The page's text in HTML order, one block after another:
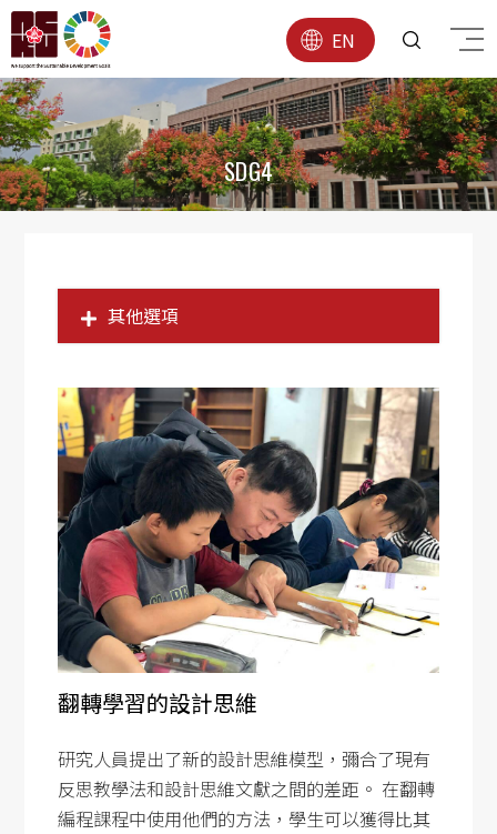
EN
SDG4
其他選項
SDG1
SDG3
SDG4
SDG5
SDG6
SDG7
SDG8
SDG9
SDG10
SDG12
SDG13
翻轉學習的設計思維
研究人員提出了新的設計思維模型，彌合了現有
反思教學法和設計思維文獻之間的差距。 在翻轉
編程課程中使用他們的方法，學生可以獲得比其